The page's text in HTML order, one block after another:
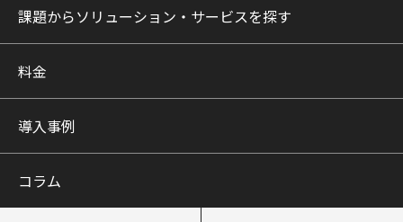
課題からソリューション・サービスを探す
料金
導入事例
コラム